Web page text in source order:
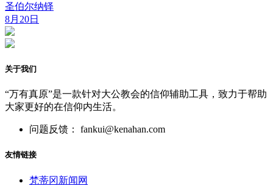
圣伯尔纳铎
8月20日
关于我们
“万有真原”是一款针对大公教会的信仰辅助工具，致力于帮助
大家更好的在信仰内生活。
问题反馈： fankui@kenahan.com
友情链接
梵蒂冈新闻网